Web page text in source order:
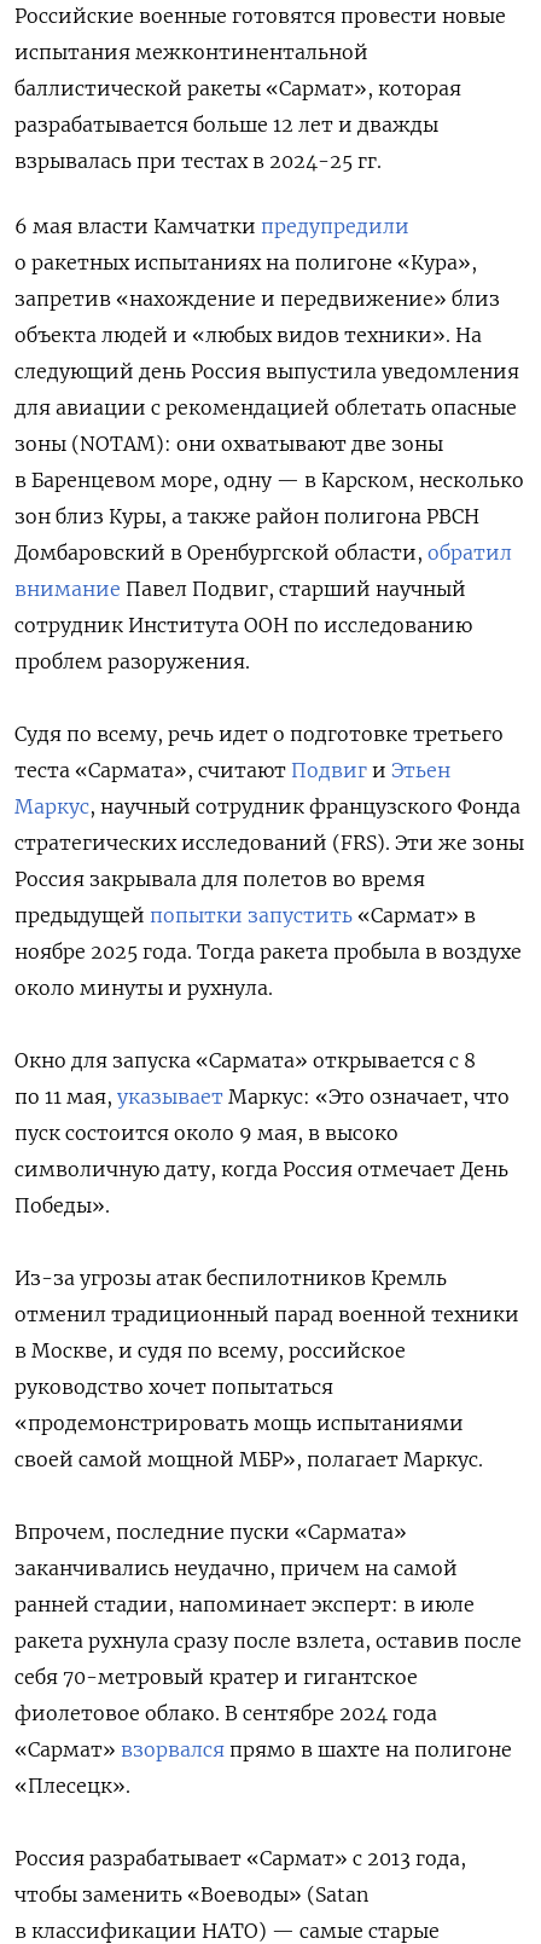
Российские военные готовятся провести новые
испытания межконтинентальной
баллистической ракеты «Сармат», которая
разрабатывается больше 12 лет и дважды
взрывалась при тестах в 2024-25 гг.
6 мая власти Камчатки предупредили
о ракетных испытаниях на полигоне «Кура»,
запретив «нахождение и передвижение» близ
объекта людей и «любых видов техники». На
следующий день Россия выпустила уведомления
для авиации с рекомендацией облетать опасные
зоны (NOTAM): они охватывают две зоны
в Баренцевом море, одну — в Карском, несколько
зон близ Куры, а также район полигона РВСН
Домбаровский в Оренбургской области, обратил
внимание Павел Подвиг, старший научный
сотрудник Института ООН по исследованию
проблем разоружения.
Судя по всему, речь идет о подготовке третьего
теста «Сармата», считают Подвиг и Этьен
Маркус, научный сотрудник французского Фонда
стратегических исследований (FRS). Эти же зоны
Россия закрывала для полетов во время
предыдущей попытки запустить «Сармат» в
ноябре 2025 года. Тогда ракета пробыла в воздухе
около минуты и рухнула.
Окно для запуска «Сармата» открывается с 8
по 11 мая, указывает Маркус: «Это означает, что
пуск состоится около 9 мая, в высоко
символичную дату, когда Россия отмечает День
Победы».
Из-за угрозы атак беспилотников Кремль
отменил традиционный парад военной техники
в Москве, и судя по всему, российское
руководство хочет попытаться
«продемонстрировать мощь испытаниями
своей самой мощной МБР», полагает Маркус.
Впрочем, последние пуски «Сармата»
заканчивались неудачно, причем на самой
ранней стадии, напоминает эксперт: в июле
ракета рухнула сразу после взлета, оставив после
себя 70-метровый кратер и гигантское
фиолетовое облако. В сентябре 2024 года
«Сармат» взорвался прямо в шахте на полигоне
«Плесецк».
Россия разрабатывает «Сармат» с 2013 года,
чтобы заменить «Воеводы» (Satan
в классификации НАТО) — самые старые